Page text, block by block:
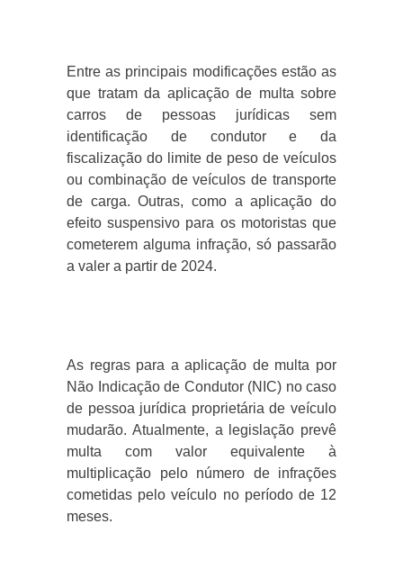
Entre as principais modificações estão as
que tratam da aplicação de multa sobre
carros de pessoas jurídicas sem
identificação de condutor e da
fiscalização do limite de peso de veículos
ou combinação de veículos de transporte
de carga. Outras, como a aplicação do
efeito suspensivo para os motoristas que
cometerem alguma infração, só passarão
a valer a partir de 2024.
As regras para a aplicação de multa por
Não Indicação de Condutor (NIC) no caso
de pessoa jurídica proprietária de veículo
mudarão. Atualmente, a legislação prevê
multa com valor equivalente à
multiplicação pelo número de infrações
cometidas pelo veículo no período de 12
meses.